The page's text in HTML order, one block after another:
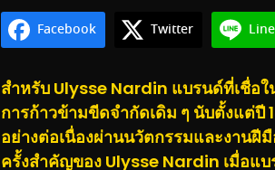
Facebook Twitter Line
สำหรับ Ulysse Nardin แบรนด์ที่เชื่อ
การก้าวข้ามขีดจำกัดเดิม ๆ นับตั้งแต่ปี
อย่างต่อเนื่องผ่านนวัตกรรมและงานฝี
ครั้งสำคัญของ Ulysse Nardin เมื่อแ